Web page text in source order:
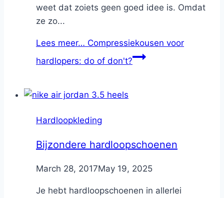
weet dat zoiets geen goed idee is. Omdat
ze zo...
Lees meer… Compressiekousen voor
hardlopers: do of don't?
Hardloopkleding
Bijzondere hardloopschoenen
ByNicole
March 28, 2017May 19, 2025
Je hebt hardloopschoenen in allerlei